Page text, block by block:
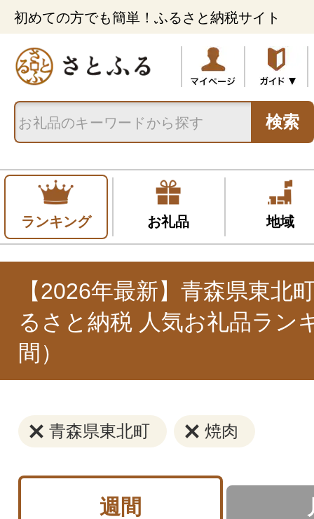
初めての方でも簡単！ふるさと納税サイト
検索
ランキング お礼品 地域
【2026年最新】青森県東北
るさと納税 人気お礼品ラン
間）
青森県東北町 焼肉
週間